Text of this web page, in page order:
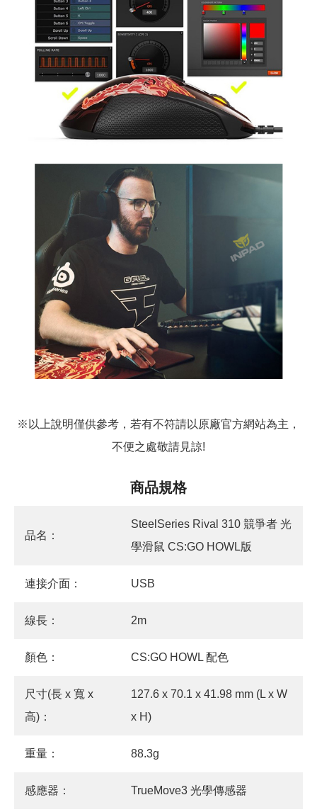
※以上說明僅供參考，若有不符請以原廠官方網站為主，
不便之處敬請見諒!
商品規格
品名：
SteelSeries Rival 310 競爭者 光
學滑鼠 CS:GO HOWL版
連接介面： USB
線長： 2m
顏色： CS:GO HOWL 配色
尺寸(長 x 寬 x
高)：
127.6 x 70.1 x 41.98 mm (L x W
x H)
重量： 88.3g
感應器： TrueMove3 光學傳感器